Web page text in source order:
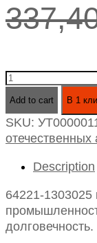
64221-
силиконовый
для
насосаводяного
отводящий
id
70-
130
Add to cart В 1
SKU:
отечественных
Description
64221-1303025
долговечность.